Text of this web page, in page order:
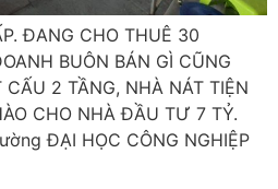
ĐANG CHO THUÊ 30
BUÔN BÁN GÌ CŨNG
2 TẦNG, NHÀ NÁT TIỆN
CHO NHÀ ĐẦU TƯ 7 TỶ.
ĐẠI HỌC CÔNG NGHIỆP